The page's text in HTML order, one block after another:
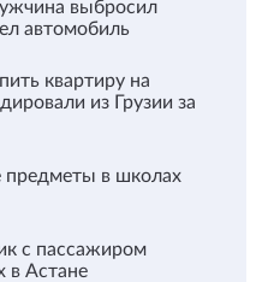
выбросил
автомобиль
квартиру на
из Грузии за
предметы в школах
с пассажиром
в Астане